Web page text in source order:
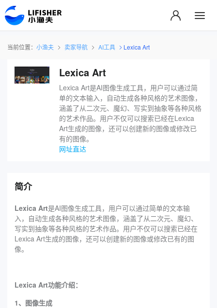
当前位置： 小渔夫 卖家导航 AI工具 Lexica Art
Lexica Art
Lexica Art是AI图像生成工具，用户可以通过简
单的文本输入，自动生成各种风格的艺术图像，
涵盖了从二次元、魔幻、写实到抽象等各种风格
的艺术作品。用户不仅可以搜索已经在Lexica
Art生成的图像，还可以创建新的图像或修改已
有的图像。
网址直达
简介
Lexica Art是AI图像生成工具，用户可以通过简单的文本输
入，自动生成各种风格的艺术图像，涵盖了从二次元、魔幻、
写实到抽象等各种风格的艺术作品。用户不仅可以搜索已经在
Lexica Art生成的图像，还可以创建新的图像或修改已有的图
像。
Lexica Art功能介绍：
1、图像生成